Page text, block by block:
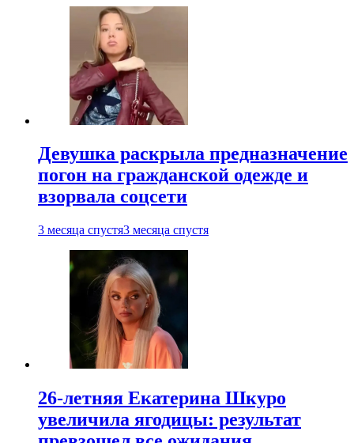
Девушка раскрыла предназначение
погон на гражданской одежде и
взорвала соцсети
3 месяца спустя3 месяца спустя
26-летняя Екатерина Шкуро
увеличила ягодицы: результат